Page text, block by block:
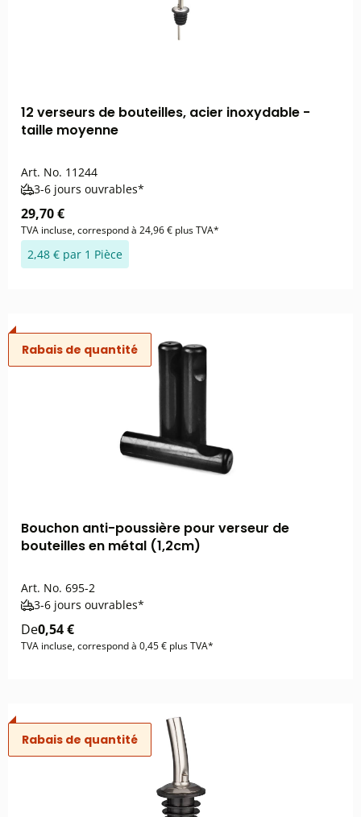
12 verseurs de bouteilles, acier inoxydable -
taille moyenne
Art. No. 11244
3-6 jours ouvrables*
29,70 €
TVA incluse, correspond à 24,96 € plus TVA*
2,48 € par 1 Pièce
Rabais de quantité
Bouchon anti-poussière pour verseur de
bouteilles en métal (1,2cm)
Art. No. 695-2
3-6 jours ouvrables*
De0,54 €
TVA incluse, correspond à 0,45 € plus TVA*
Rabais de quantité